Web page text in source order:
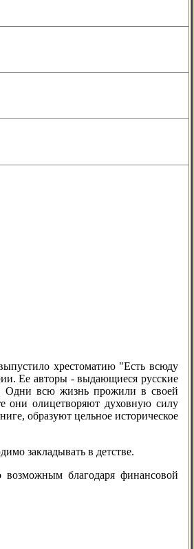
хрестоматию "Есть всюду
Ее авторы - выдающиеся русские
Одни всю жизнь прожили в своей
они олицетворяют духовную силу
образуют цельное историческое
закладывать в детстве.
возможным благодаря финансовой